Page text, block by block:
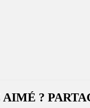
AIMÉ ?